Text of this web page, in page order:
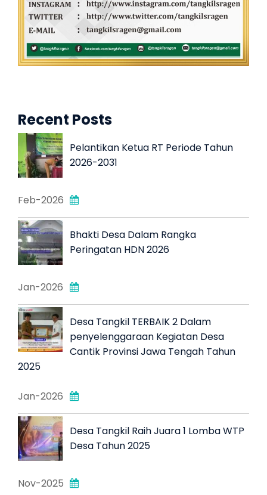
Recent Posts
Pelantikan Ketua RT Periode Tahun
2026-2031
Feb-2026
Bhakti Desa Dalam Rangka
Peringatan HDN 2026
Jan-2026
Desa Tangkil TERBAIK 2 Dalam
penyelenggaraan Kegiatan Desa
Cantik Provinsi Jawa Tengah Tahun
2025
Jan-2026
Desa Tangkil Raih Juara 1 Lomba WTP
Desa Tahun 2025
Nov-2025